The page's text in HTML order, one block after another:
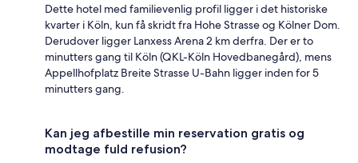
Dette hotel med familievenlig profil ligger i det historiske
kvarter i Köln, kun få skridt fra Hohe Strasse og Kölner Dom.
Derudover ligger Lanxess Arena 2 km derfra. Der er to
minutters gang til Köln (QKL-Köln Hovedbanegård), mens
Appellhofplatz Breite Strasse U-Bahn ligger inden for 5
minutters gang.
Kan jeg afbestille min reservation gratis og
modtage fuld refusion?